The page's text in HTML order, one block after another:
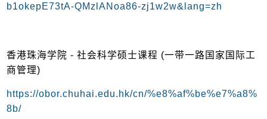
b1okepE73tA-QMzlANoa86-zj1w2w&lang=zh
香港珠海学院 - 社会科学硕士课程 (一带一路国家国际工
商管理)
https://obor.chuhai.edu.hk/cn/%e8%af%be%e7%a8%
8b/